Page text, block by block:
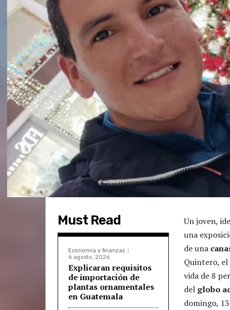
Must Read
Economía y finanzas
6 agosto, 2026
Explicaran requisitos
de importación de
plantas ornamentales
en Guatemala
Un joven,
una
de una
Quintero,
vida de 8
del globo
domingo,